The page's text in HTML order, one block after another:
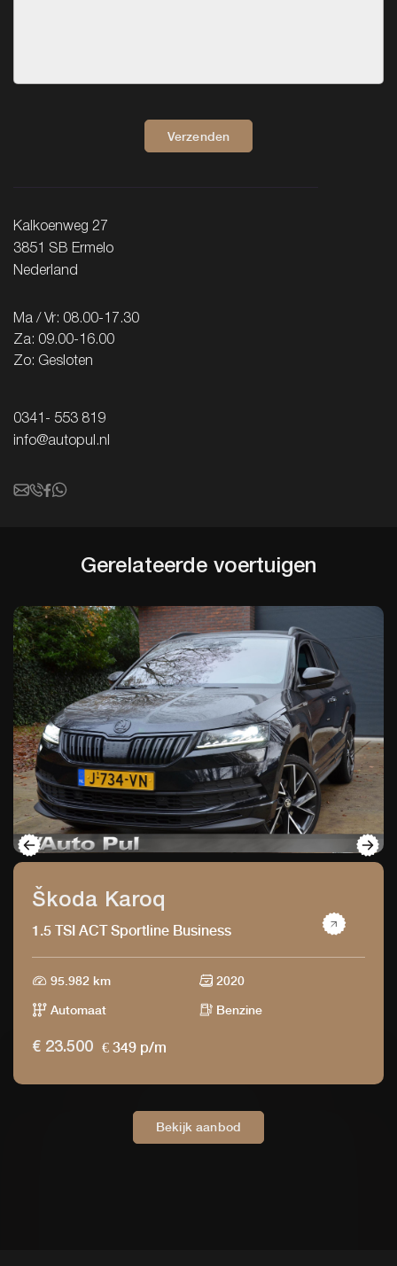
Verzenden
Kalkoenweg 27
3851 SB Ermelo
Nederland
Ma / Vr: 08.00-17.30
Za: 09.00-16.00
Zo: Gesloten
0341- 553 819
info@autopul.nl
Gerelateerde voertuigen
Škoda Karoq
1.5 TSI ACT Sportline Business
95.982 km 2020
Automaat Benzine
€ 23.500 € 349 p/m
Bekijk aanbod